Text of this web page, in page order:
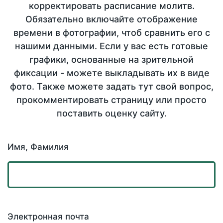
корректировать расписание молитв.
Обязательно включайте отображение
времени в фотографии, чтоб сравнить его с
нашими данными. Если у вас есть готовые
графики, основанные на зрительной
фиксации - можете выкладывать их в виде
фото. Также можете задать тут свой вопрос,
прокомментировать страницу или просто
поставить оценку сайту.
Имя, Фамилия
Электронная почта